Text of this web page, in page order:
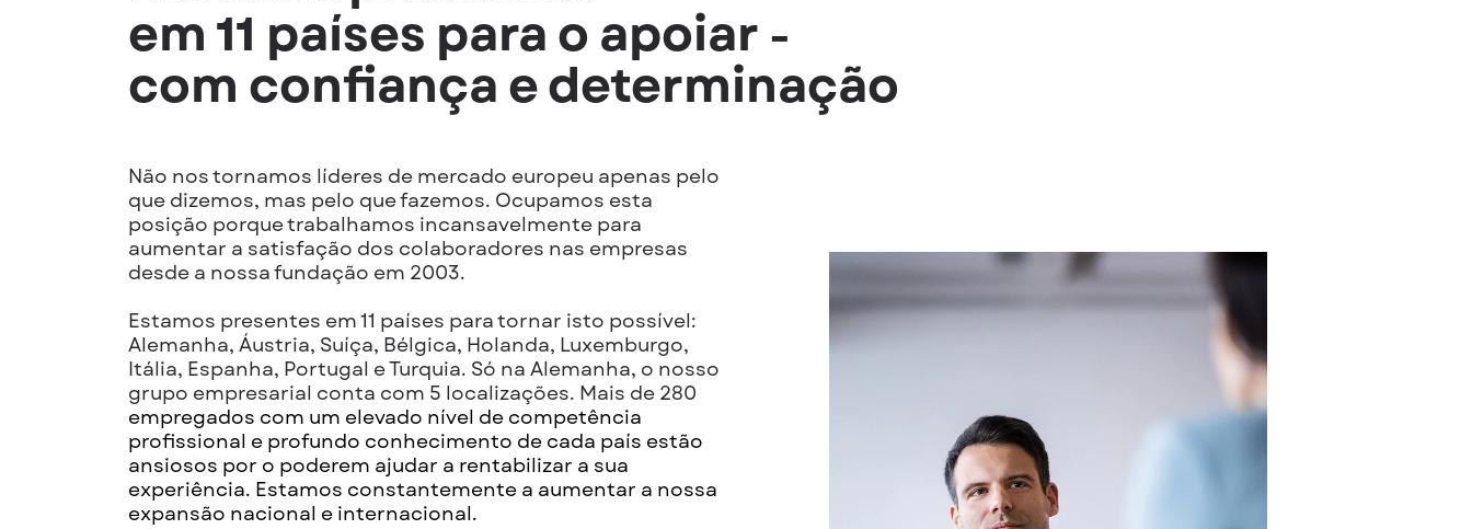
em 11 países para o apoiar -
com confiança e determinação
Não nos tornamos líderes de mercado europeu apenas pelo
que dizemos, mas pelo que fazemos. Ocupamos esta
posição porque trabalhamos incansavelmente para
aumentar a satisfação dos colaboradores nas empresas
desde a nossa fundação em 2003.
Estamos presentes em 11 países para tornar isto possível:
Alemanha, Áustria, Suíça, Bélgica, Holanda, Luxemburgo,
Itália, Espanha, Portugal e Turquia. Só na Alemanha, o nosso
grupo empresarial conta com 5 localizações. Mais de 280
empregados com um elevado nível de competência
profissional e profundo conhecimento de cada país estão
ansiosos por o poderem ajudar a rentabilizar a sua
experiência. Estamos constantemente a aumentar a nossa
expansão nacional e internacional.